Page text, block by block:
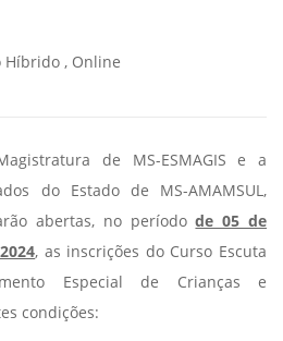
Híbrido , Online
de MS-ESMAGIS e a
do Estado de MS-AMAMSUL,
abertas, no períodode 05 de
, as inscrições do Curso Escuta
Especial de Crianças e
condições: